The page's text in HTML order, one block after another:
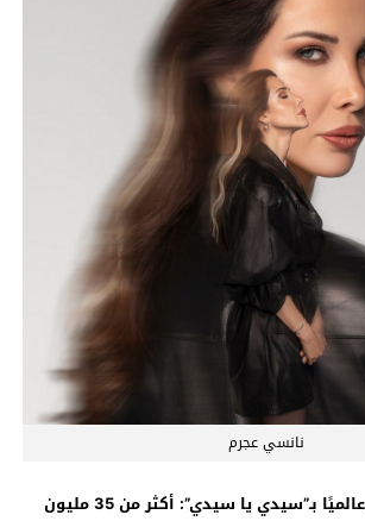
نانسي عجرم
نانسي عجرم تتصدّر عالميًا بـ”سيدي يا سيدي”: أكثر من 35 مليون